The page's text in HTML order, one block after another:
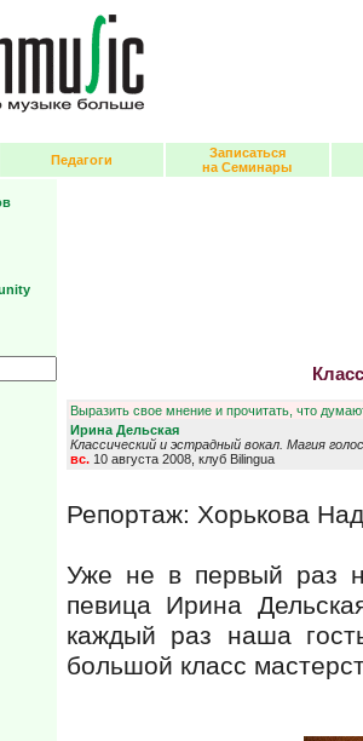
Педагоги
Записаться
на Семинары
Выразить свое мнение и прочитать, что
Ирина Дельская
Классический и эстрадный вокал. Магия
вс.10 августа 2008, клуб Bilingua
Репортаж: Хорькова
Уже не в первый раз
певица Ирина
каждый раз наша
большой класс